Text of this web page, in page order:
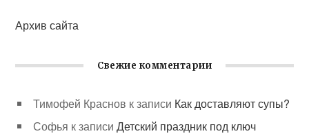
Архив сайта
Свежие комментарии
Тимофей Краснов к записи Как доставляют супы?
Софья к записиДетский праздник под ключ